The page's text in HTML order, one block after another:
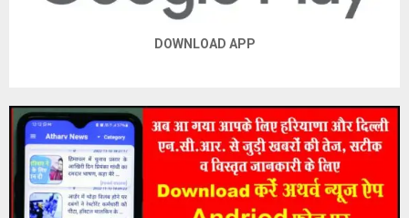
DOWNLOAD APP